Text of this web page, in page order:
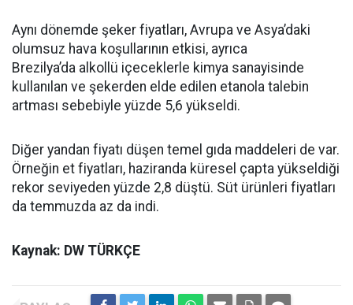
Aynı dönemde şeker fiyatları, Avrupa ve Asya’daki
olumsuz hava koşullarının etkisi, ayrıca
Brezilya’da alkollü içeceklerle kimya sanayisinde
kullanılan ve şekerden elde edilen etanola talebin
artması sebebiyle yüzde 5,6 yükseldi.
Diğer yandan fiyatı düşen temel gıda maddeleri de var.
Örneğin et fiyatları, haziranda küresel çapta yükseldiği
rekor seviyeden yüzde 2,8 düştü. Süt ürünleri fiyatları
da temmuzda az da indi.
Kaynak: DW TÜRKÇE